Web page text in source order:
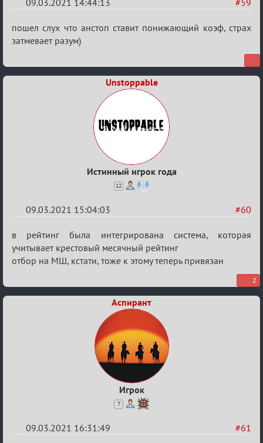
Re:
Разговоры
XIX
пошел слух что анстоп ставит понижающий коэф, страх
затмевает разум)
Unstoppable
Истинный игрок года
12
#60
09.03.2021 15:04:03
Re:
Разговоры
о
ТПК.
в рейтинг была интегрирована система, которая
учитывает крестовый месячный рейтинг
отбор на МШ, кстати, тоже к этому теперь привязан
2
Аспирант
Игрок
7
#61
09.03.2021 16:31:49